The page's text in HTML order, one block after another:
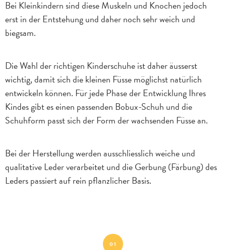
Bei Kleinkindern sind diese Muskeln und Knochen jedoch
erst in der Entstehung und daher noch sehr weich und
biegsam.
Die Wahl der richtigen Kinderschuhe ist daher äusserst
wichtig, damit sich die kleinen Füsse möglichst natürlich
entwickeln können. Für jede Phase der Entwicklung Ihres
Kindes gibt es einen passenden Bobux-Schuh und die
Schuhform passt sich der Form der wachsenden Füsse an.
Bei der Herstellung werden ausschliesslich weiche und
qualitative Leder verarbeitet und die Gerbung (Färbung) des
Leders passiert auf rein pflanzlicher Basis.
01